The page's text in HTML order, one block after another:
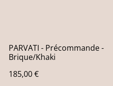
PARVATI - Précommande -
Brique/Khaki
185,00 €